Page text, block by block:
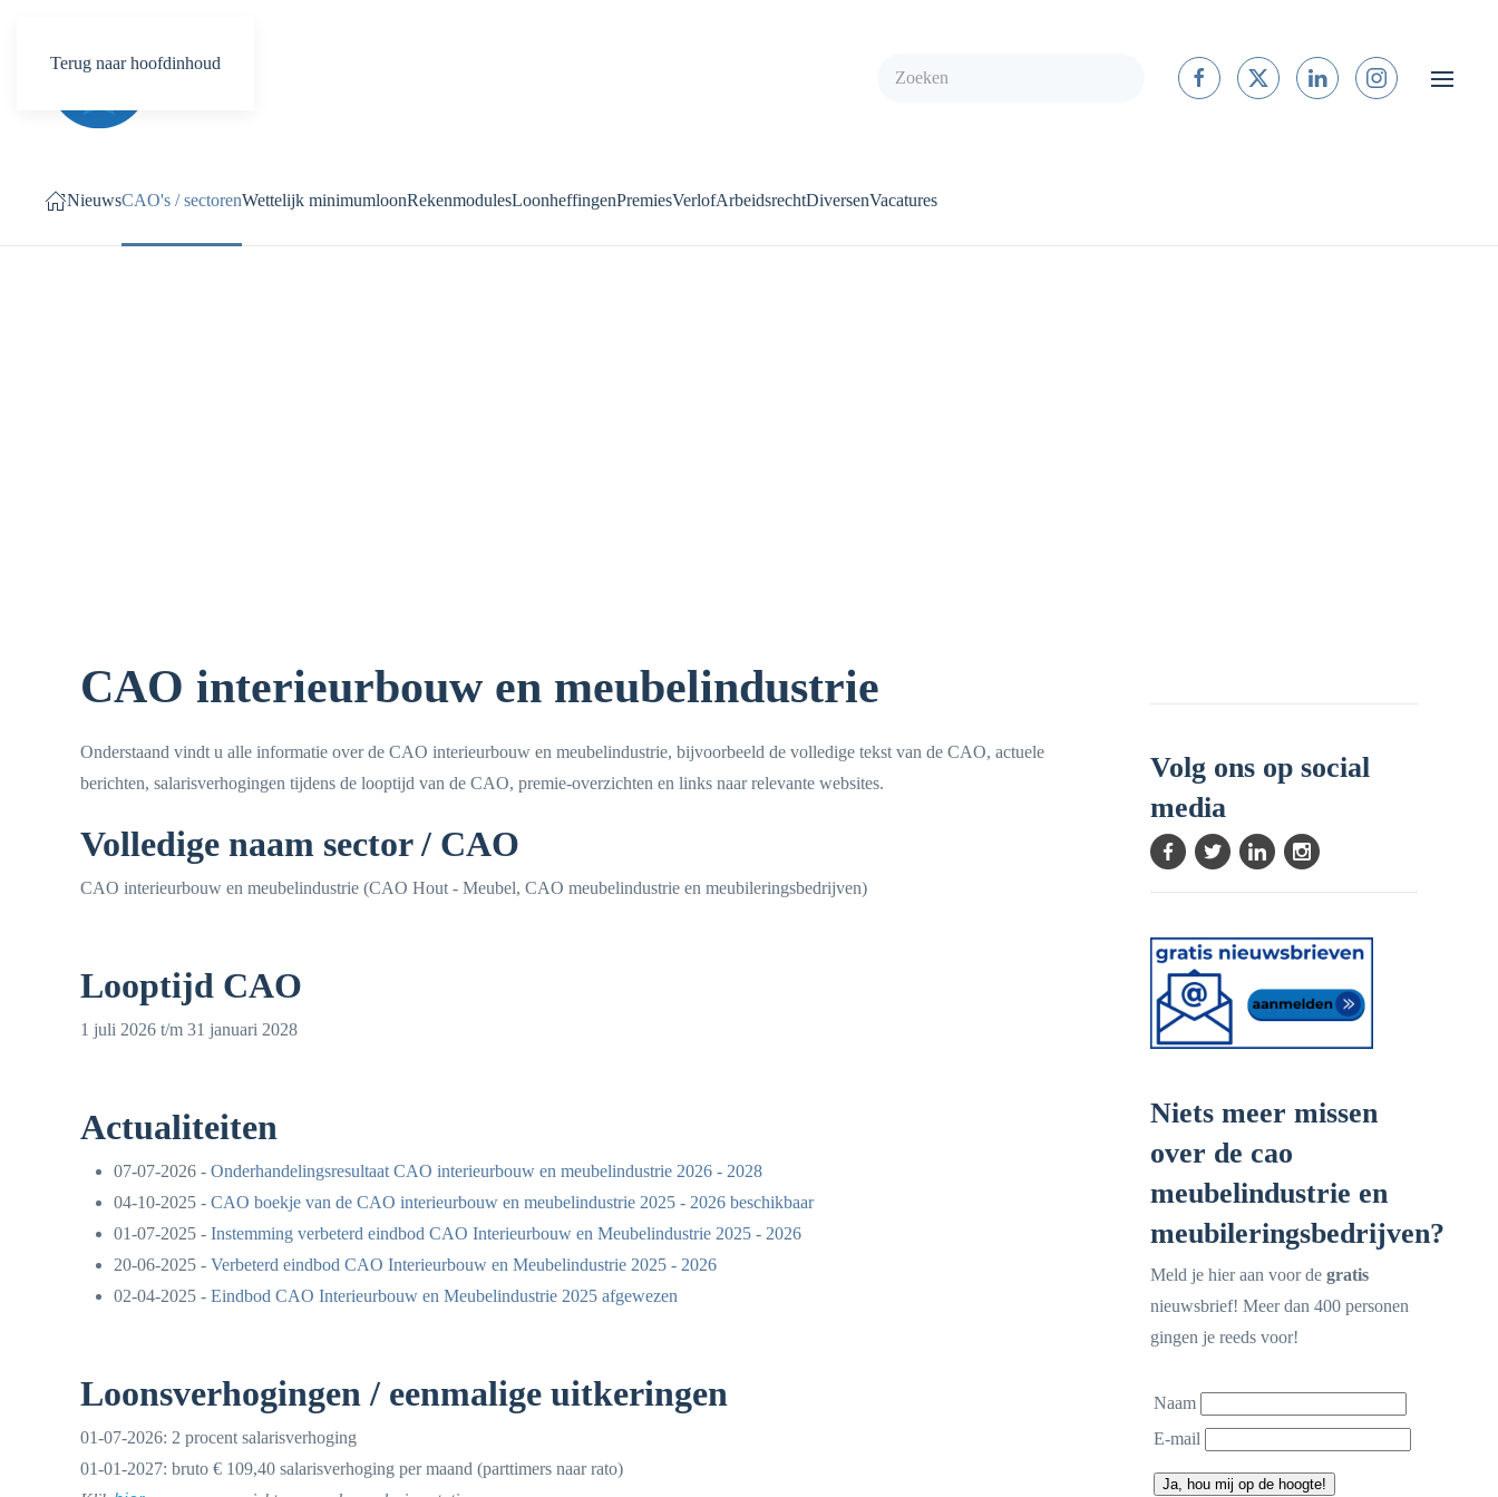
Terug naar hoofdinhoud
NieuwsCAO's / sectorenWettelijk minimumloonRekenmodulesLoonheffingenPremiesVerlofArbeidsrechtDiversenVacatures
CAO interieurbouw en meubelindustrie
Onderstaand vindt u alle informatie over de CAO interieurbouw en meubelindustrie, bijvoorbeeld de volledige tekst van de CAO, actuele
berichten, salarisverhogingen tijdens de looptijd van de CAO, premie-overzichten en links naar relevante websites.
Volledige naam sector / CAO
CAO interieurbouw en meubelindustrie (CAO Hout - Meubel, CAO meubelindustrie en meubileringsbedrijven)
Looptijd CAO
1 juli 2026 t/m 31 januari 2028
Actualiteiten
07-07-2026 - Onderhandelingsresultaat CAO interieurbouw en meubelindustrie 2026 - 2028
04-10-2025 - CAO boekje van de CAO interieurbouw en meubelindustrie 2025 - 2026 beschikbaar
01-07-2025 - Instemming verbeterd eindbod CAO Interieurbouw en Meubelindustrie 2025 - 2026
20-06-2025 - Verbeterd eindbod CAO Interieurbouw en Meubelindustrie 2025 - 2026
02-04-2025 - Eindbod CAO Interieurbouw en Meubelindustrie 2025 afgewezen
Loonsverhogingen / eenmalige uitkeringen
01-07-2026: 2 procent salarisverhoging
01-01-2027: bruto € 109,40 salarisverhoging per maand (parttimers naar rato)
Volg ons op social
media
Niets meer missen
over de cao
meubelindustrie en
meubileringsbedrijven?
Meld je hier aan voor de gratis
nieuwsbrief! Meer dan 400 personen
gingen je reeds voor!
Naam
E-mail
Ja, hou mij op de hoogte!